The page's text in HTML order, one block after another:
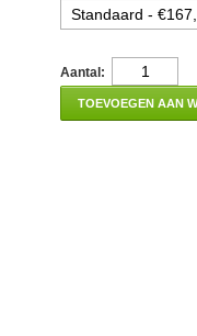
Aantal:
TOEVOEGEN AAN